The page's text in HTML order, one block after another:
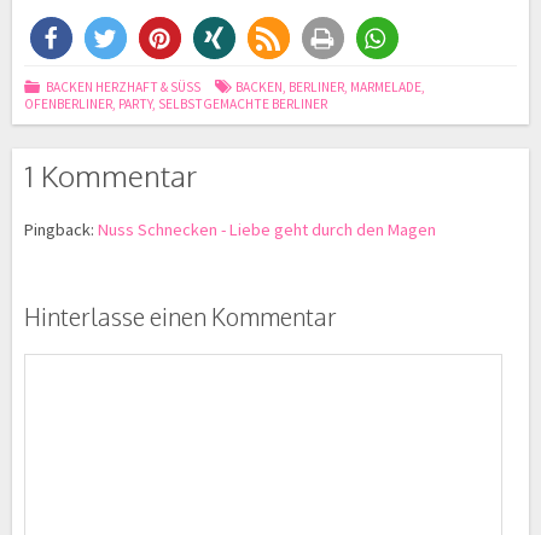
BACKEN HERZHAFT & SÜSS BACKEN, BERLINER, MARMELADE,
OFENBERLINER, PARTY, SELBSTGEMACHTE BERLINER
1 Kommentar
Pingback: Nuss Schnecken - Liebe geht durch den Magen
Hinterlasse einen Kommentar